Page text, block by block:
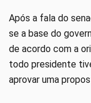
Após a fala do
se a base do
de acordo com a
todo presidente
aprovar uma